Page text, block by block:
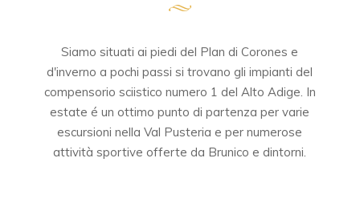
Siamo situati ai piedi del Plan di Corones e
d'inverno a pochi passi si trovano gli impianti del
compensorio sciistico numero 1 del Alto Adige. In
estate é un ottimo punto di partenza per varie
escursioni nella Val Pusteria e per numerose
attività sportive offerte da Brunico e dintorni.